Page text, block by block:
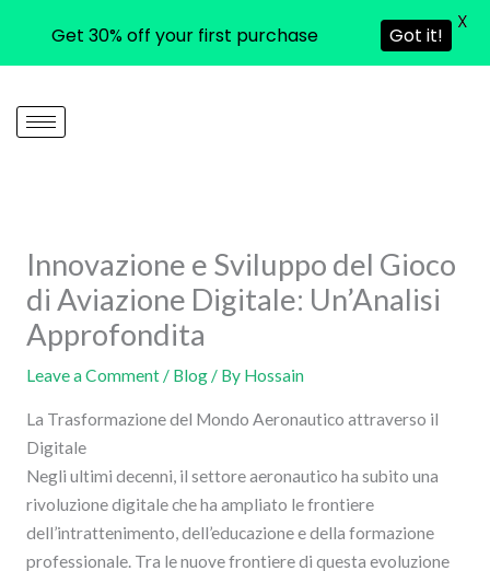
content
Innovazione e Sviluppo del Gioco
di Aviazione Digitale: Un’Analisi
Approfondita
Leave a Comment / Blog/ By Hossain
La Trasformazione del Mondo Aeronautico attraverso il
Digitale
Negli ultimi decenni, il settore aeronautico ha subito una
rivoluzione digitale che ha ampliato le frontiere
dell’intrattenimento, dell’educazione e della formazione
professionale. Tra le nuove frontiere di questa evoluzione
Get 30% off your first purchase Got it!
X